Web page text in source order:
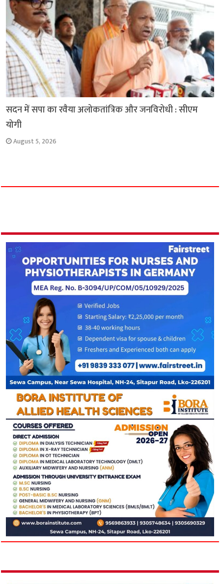
सदन में सपा का रवैया अलोकतांत्रिक और जनविरोधी : सीएम
योगी
August 5, 2026